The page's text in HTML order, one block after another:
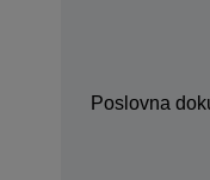
Poslovna